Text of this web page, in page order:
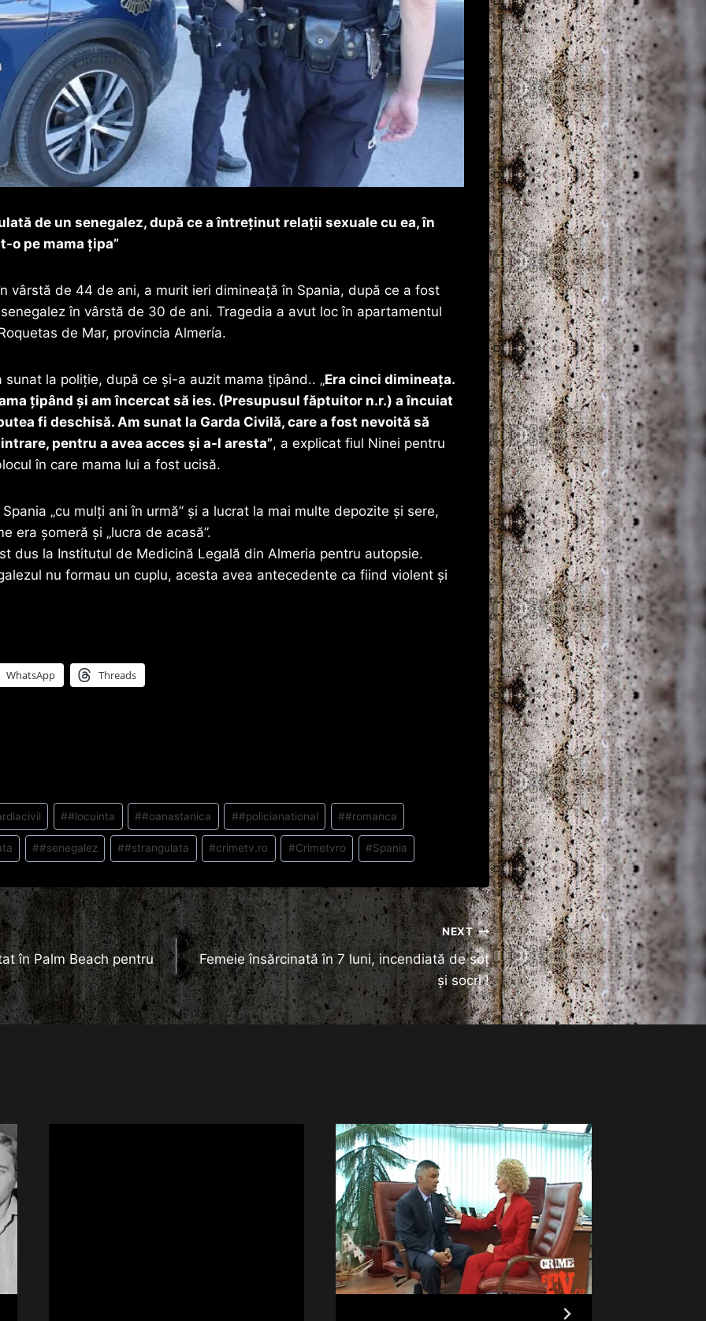
de un senegalez, după ce a întreținut relații sexuale cu ea, în
o pe mama țipa”
vârstă de 44 de ani, a murit ieri dimineață în Spania, după ce a fost
în vârstă de 30 de ani. Tragedia a avut loc în apartamentul
de Mar, provincia Almería.
sunat la poliție, după ce și-a auzit mama țipând.. „Era cinci dimineața.
țipând și am încercat să ies. (Presupusul făptuitor n.r.) a încuiat
fi deschisă. Am sunat la Garda Civilă, care a fost nevoită să
pentru a avea acces și a-l aresta”, a explicat fiul Ninei pentru
în care mama lui a fost ucisă.
„cu mulți ani în urmă” și a lucrat la mai multe depozite și sere,
era șomeră și „lucra de acasă”.
dus la Institutul de Medicină Legală din Almeria pentru autopsie.
nu formau un cuplu, acesta avea antecedente ca fiind violent și
WhatsApp Threads
##locuinta ##oanastanica ##policianational ##romanca
##senegalez ##strangulata #crimetv.ro #Crimetvro #Spania
în Palm Beach pentru
NEXT
Femeie însărcinată în 7 luni, incendiată de soț
și socri !